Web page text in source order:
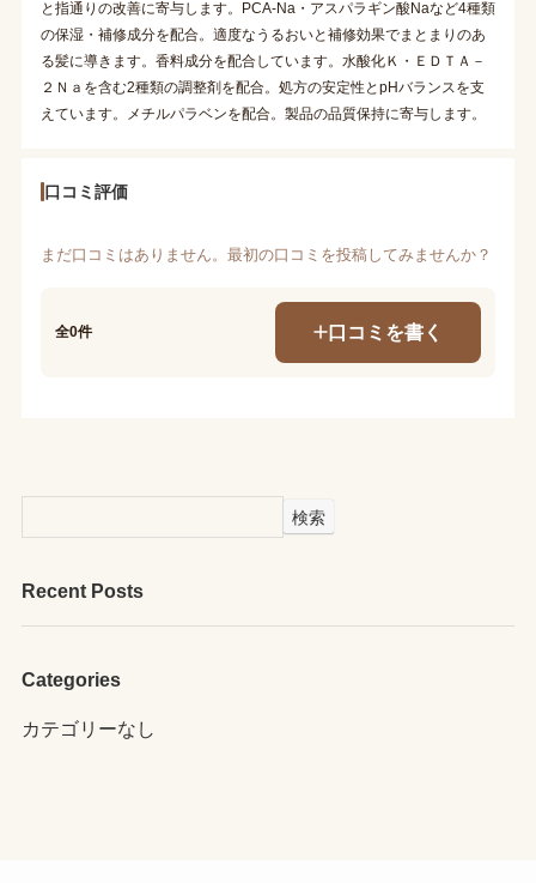
と指通りの改善に寄与します。PCA-Na・アスパラギン酸Naなど4種類
の保湿・補修成分を配合。適度なうるおいと補修効果でまとまりのあ
る髪に導きます。香料成分を配合しています。水酸化Ｋ・ＥＤＴＡ－
２Ｎａを含む2種類の調整剤を配合。処方の安定性とpHバランスを支
えています。メチルパラベンを配合。製品の品質保持に寄与します。
口コミ評価
まだ口コミはありません。最初の口コミを投稿してみませんか？
全0件 口コミを書く
検索
Recent Posts
Categories
カテゴリーなし